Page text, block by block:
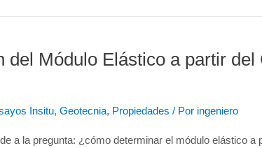
del Módulo Elástico a partir
Insitu, Geotecnia, Propiedades / Por ingeniero
a la pregunta: ¿cómo determinar el módulo elástico a